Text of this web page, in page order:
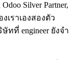
Silver Partner,
เราเองสองตัว
ทที่ engineer ยังจำ